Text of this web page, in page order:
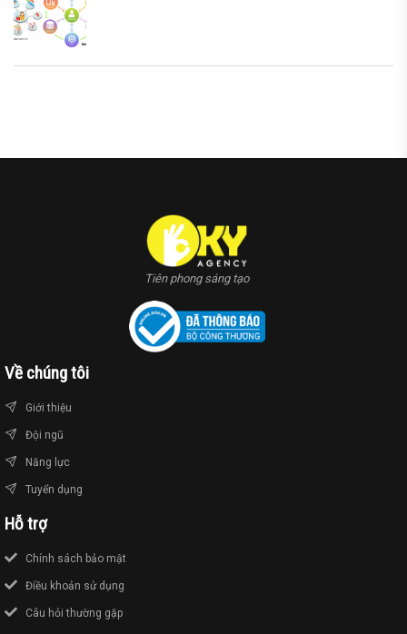
Tiên phong sáng tạo
Về chúng tôi
Giới thiệu
Đội ngũ
Năng lực
Tuyển dụng
Hỗ trợ
Chính sách bảo mật
Điều khoản sử dụng
Câu hỏi thường gặp